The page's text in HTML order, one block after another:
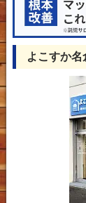
よこすか